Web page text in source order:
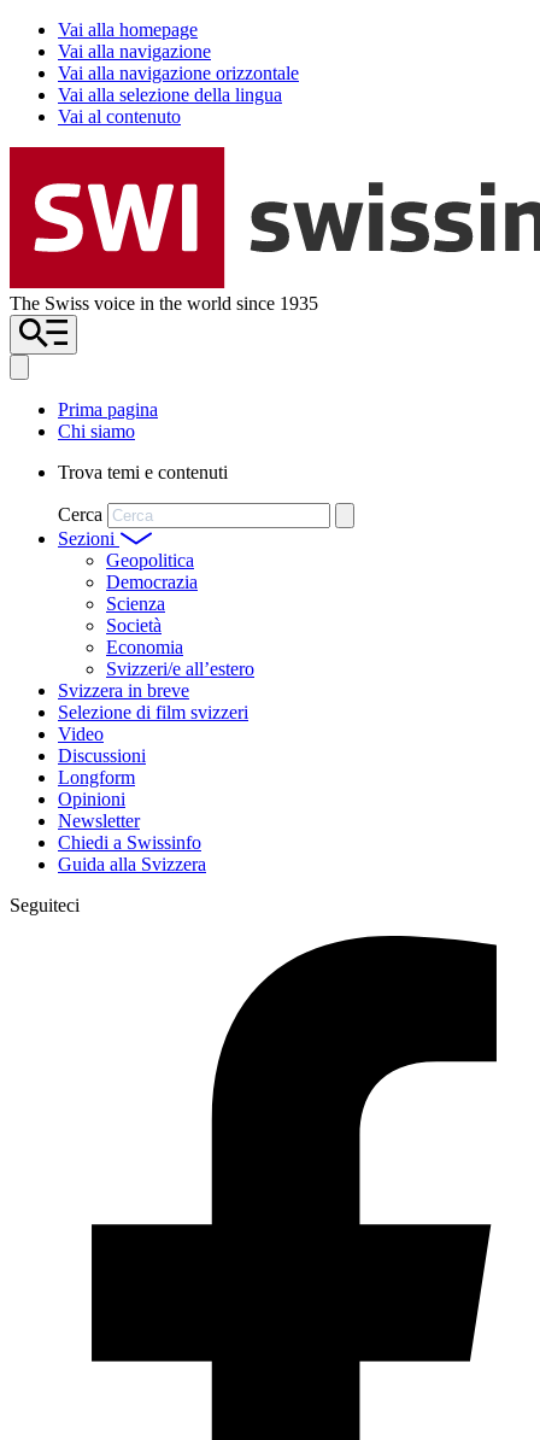
Vai alla homepage
Vai alla navigazione
Vai alla navigazione orizzontale
Vai alla selezione della lingua
Vai al contenuto
The Swiss voice in the world since 1935
Prima pagina
Chi siamo
Trova temi e contenuti
Cerca
Sezioni
Geopolitica
Democrazia
Scienza
Società
Economia
Svizzeri/e all’estero
Svizzera in breve
Selezione di film svizzeri
Video
Discussioni
Longform
Opinioni
Newsletter
Chiedi a Swissinfo
Guida alla Svizzera
Seguiteci